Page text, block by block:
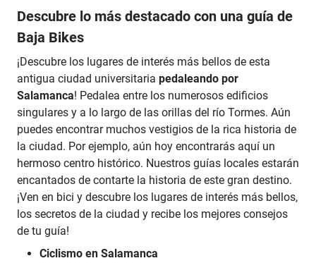
Descubre lo más destacado con una guía de
Baja Bikes
¡Descubre los lugares de interés más bellos de esta
antigua ciudad universitaria pedaleando por
Salamanca! Pedalea entre los numerosos edificios
singulares y a lo largo de las orillas del río Tormes. Aún
puedes encontrar muchos vestigios de la rica historia de
la ciudad. Por ejemplo, aún hoy encontrarás aquí un
hermoso centro histórico. Nuestros guías locales estarán
encantados de contarte la historia de este gran destino.
¡Ven en bici y descubre los lugares de interés más bellos,
los secretos de la ciudad y recibe los mejores consejos
de tu guía!
Ciclismo en Salamanca